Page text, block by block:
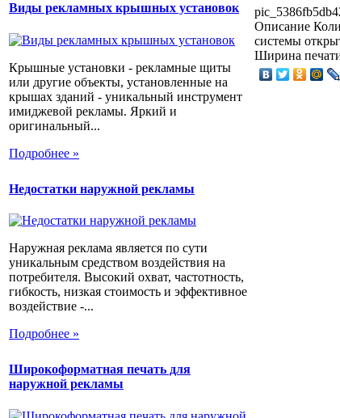
Виды рекламных крышных установок
Крышные установки - рекламные щиты
или другие объекты, установленные на
крышах зданий - уникальный инструмент
имиджевой рекламы. Яркий и
оригинальный...
Подробнее »
Недостатки наружной рекламы
Наружная реклама является по сути
уникальным средством воздействия на
потребителя. Высокий охват, частотность,
гибкость, низкая стоимость и эффективное
воздействие -...
Подробнее »
Широкоформатная печать для
наружной рекламы
Описание
системы
Ширина